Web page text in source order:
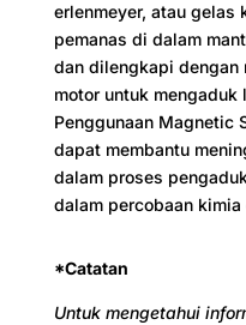
erlenmeyer, atau gelas
pemanas di dalam
dan dilengkapi dengan
motor untuk mengaduk
Penggunaan Magnetic
dapat membantu
dalam proses
dalam percobaan
*Catatan
Untuk mengetahui